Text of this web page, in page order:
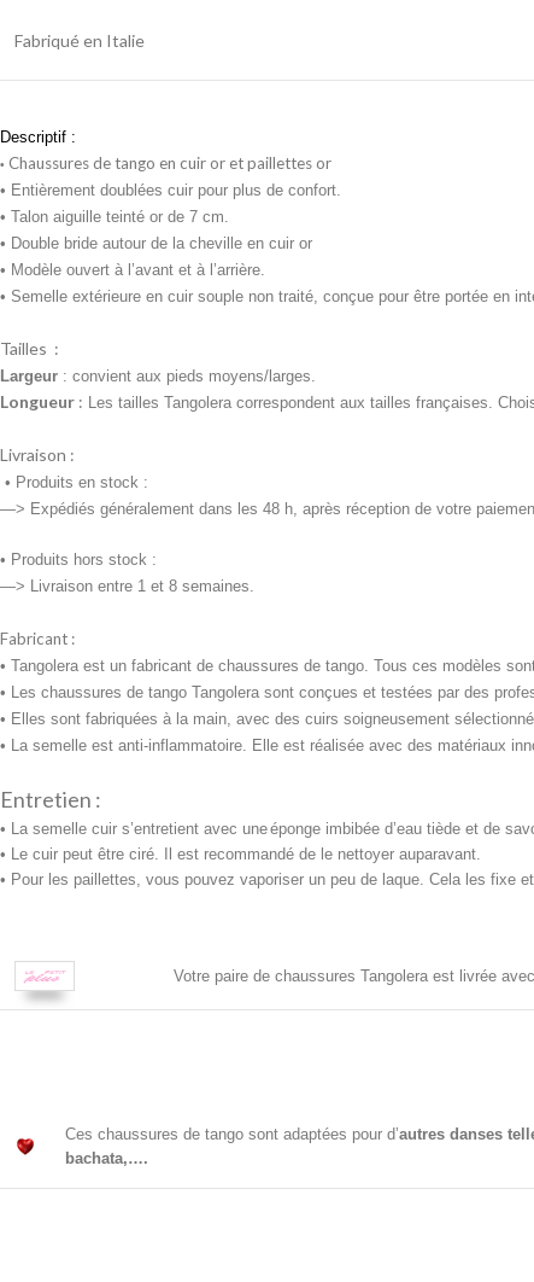
Fabriqué en Italie
Descriptif :
• Chaussures de tango en cuir or et paillettes or
• Entièrement doublées cuir pour plus de confort.
• Talon aiguille teinté or de 7 cm.
• Double bride autour de la cheville en cuir or
• Modèle ouvert à l’avant et à l’arrière.
• Semelle extérieure en cuir souple non traité, conçue pour être portée en
Tailles :
Largeur : convient aux pieds moyens/larges.
Longueur : Les tailles Tangolera correspondent aux tailles françaises.
Livraison :
• Produits en stock :
—> Expédiés généralement dans les 48 h, après réception de votre
• Produits hors stock :
—> Livraison entre 1 et 8 semaines.
Fabricant :
• Tangolera est un fabricant de chaussures de tango. Tous ces modèles
• Les chaussures de tango Tangolera sont conçues et testées par des
• Elles sont fabriquées à la main, avec des cuirs soigneusement
• La semelle est anti-inflammatoire. Elle est réalisée avec des matériaux
Entretien :
• La semelle cuir s’entretient avec uneéponge imbibée d’eau tiède et de
• Le cuir peut être ciré. Il est recommandé de le nettoyer auparavant.
• Pour les paillettes, vous pouvez vaporiser un peu de laque. Cela les fixe
Votre paire de chaussures Tangolera est livrée
Ces chaussures de tango sont adaptées pour d’autres danses
bachata,….